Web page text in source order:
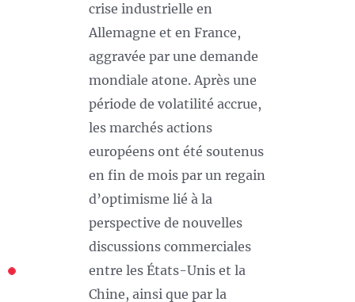
crise industrielle en
Allemagne et en France,
aggravée par une demande
mondiale atone. Après une
période de volatilité accrue,
les marchés actions
européens ont été soutenus
en fin de mois par un regain
d’optimisme lié à la
perspective de nouvelles
discussions commerciales
entre les États-Unis et la
Chine, ainsi que par la